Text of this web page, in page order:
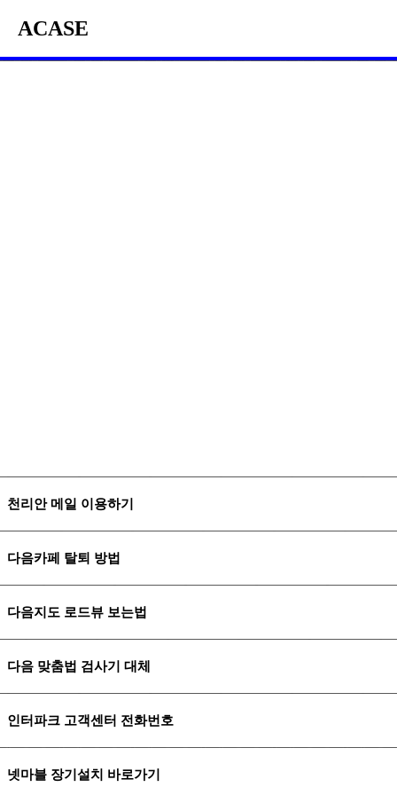
ACASE
천리안 메일 이용하기
다음카페 탈퇴 방법
다음지도 로드뷰 보는법
다음 맞춤법 검사기 대체
인터파크 고객센터 전화번호
넷마블 장기설치 바로가기